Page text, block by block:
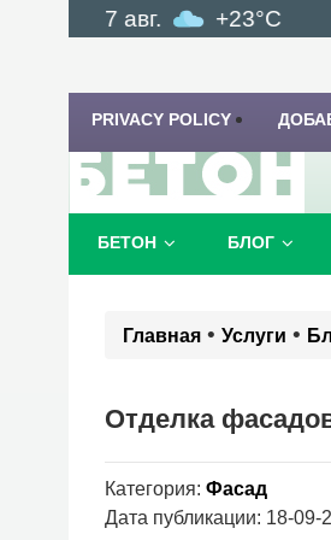
7 авг. +23°C 8
PRIVACY POLICY
БЕТОН БЛОГ
Главная • Услуги •
Отделка
Категория: Фасад
Дата публикации: 18-09-